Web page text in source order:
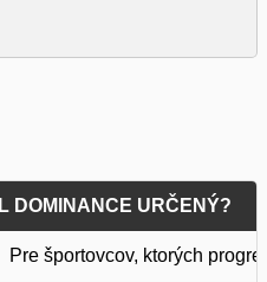
DOMINANCE URČENÝ?
Pre športovcov, ktorých